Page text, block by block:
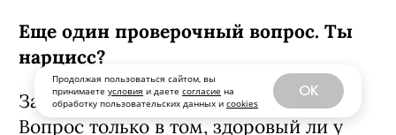
Продолжая пользоваться сайтом, вы
принимаете условия и даете согласие на
обработку пользовательских данных и cookies
OK
Еще один проверочный вопрос. Ты
нарцисс?
Зачем отрицать? Все мы нарциссы.
Вопрос только в том, здоровый ли у